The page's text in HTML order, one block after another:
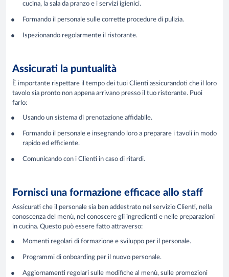
cucina, la sala da pranzo e i servizi igienici.
Formando il personale sulle corrette procedure di pulizia.
Ispezionando regolarmente il ristorante.
Assicurati la puntualità
È importante rispettare il tempo dei tuoi Clienti assicurandoti che il loro
tavolo sia pronto non appena arrivano presso il tuo ristorante. Puoi
farlo:
Usando un sistema di prenotazione affidabile.
Formando il personale e insegnando loro a preparare i tavoli in modo
rapido ed efficiente.
Comunicando con i Clienti in caso di ritardi.
Fornisci una formazione efficace allo staff
Assicurati che il personale sia ben addestrato nel servizio Clienti, nella
conoscenza del menù, nel conoscere gli ingredienti e nelle preparazioni
in cucina. Questo può essere fatto attraverso:
Momenti regolari di formazione e sviluppo per il personale.
Programmi di onboarding per il nuovo personale.
Aggiornamenti regolari sulle modifiche al menù, sulle promozioni